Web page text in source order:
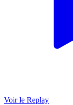
Voir le Replay